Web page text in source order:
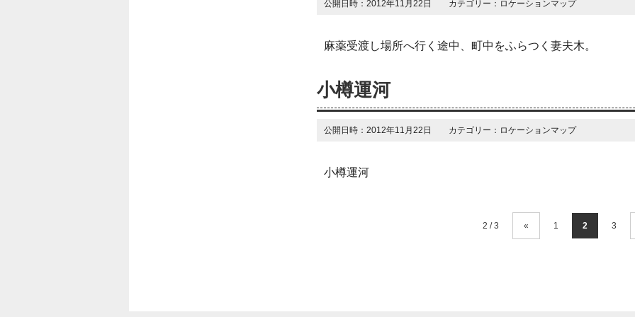
公開日時：2012年11月22日 カテゴリー：ロケーションマップ
麻薬受渡し場所へ行く途中、町中をふらつく妻夫木。
小樽運河
公開日時：2012年11月22日 カテゴリー：ロケーションマップ
小樽運河
2 / 3 « 1 2 3